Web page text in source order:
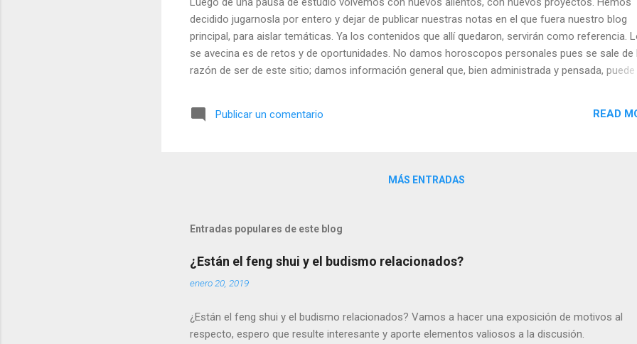
decidido jugarnosla por entero y dejar de publicar nuestras notas en el que fuera nuestro blog
principal, para aislar temáticas. Ya los contenidos que allí quedaron, servirán como referencia.
se avecina es de retos y de oportunidades. No damos horoscopos personales pues se sale de
razón de ser de este sitio; damos información general que, bien administrada y pensada, puede
por contarle a sus amigos de nuestro sitio y de invitarlos a seguirnos. Que haya abundancia y
prosperidad Leer también 31 de diciembre 2014 horoscopo chino
Publicar un comentario READ
MÁS ENTRADAS
Entradas populares de este blog
¿Están el feng shui y el budismo relacionados?
enero 20, 2019
¿Están el feng shui y el budismo relacionados? Vamos a hacer una exposición de motivos al
respecto, espero que resulte interesante y aporte elementos valiosos a la discusión.